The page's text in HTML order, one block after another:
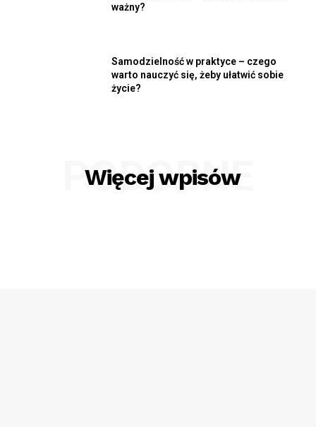
ważny?
Samodzielność w praktyce – czego
warto nauczyć się, żeby ułatwić sobie
życie?
Więcej wpisów
PODOBNE